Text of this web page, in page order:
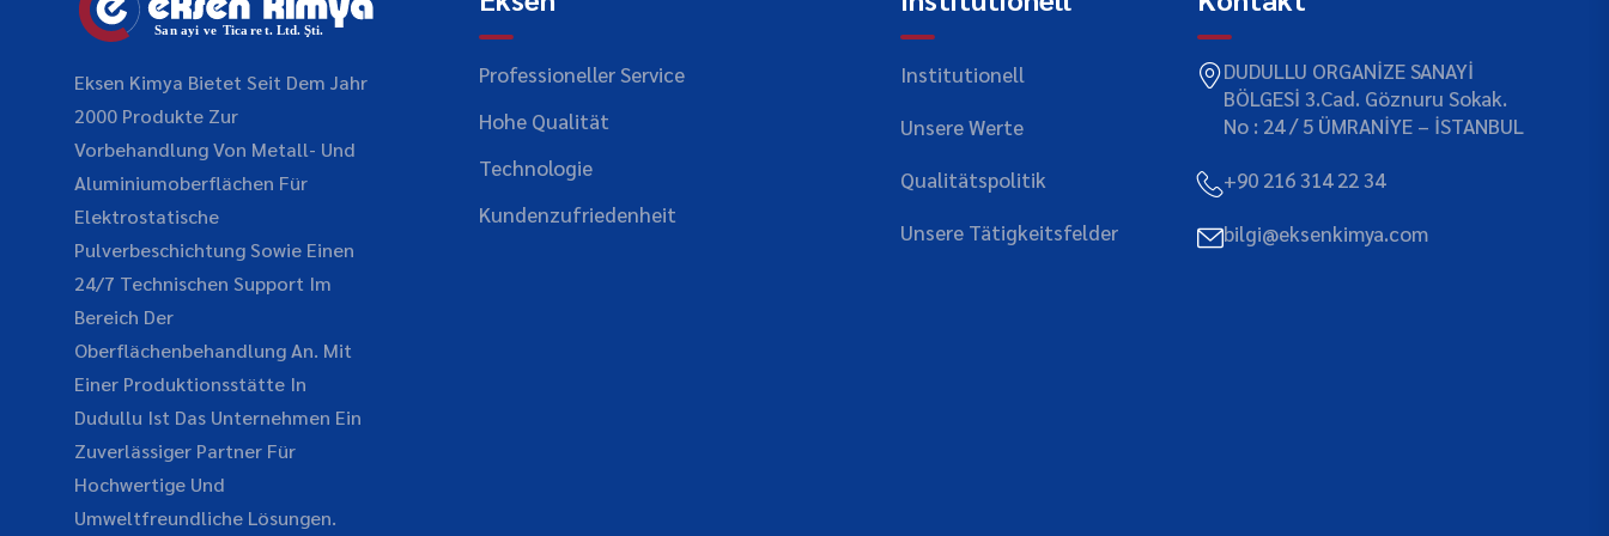
Eksen Kimya Bietet Seit Dem Jahr
2000 Produkte Zur
Vorbehandlung Von Metall- Und
Aluminiumoberflächen Für
Elektrostatische
Pulverbeschichtung Sowie Einen
24/7 Technischen Support Im
Bereich Der
Oberflächenbehandlung An. Mit
Einer Produktionsstätte In
Dudullu Ist Das Unternehmen Ein
Zuverlässiger Partner Für
Hochwertige Und
Umweltfreundliche Lösungen.
Professioneller Service
Hohe Qualität
Technologie
Kundenzufriedenheit
Institutionell
Unsere Werte
Qualitätspolitik
Unsere Tätigkeitsfelder
DUDULLU ORGANİZE SANAYİ
BÖLGESİ 3.Cad. Göznuru Sokak.
No : 24 / 5 ÜMRANİYE – İSTANBUL
+90 216 314 22 34
bilgi@eksenkimya.com